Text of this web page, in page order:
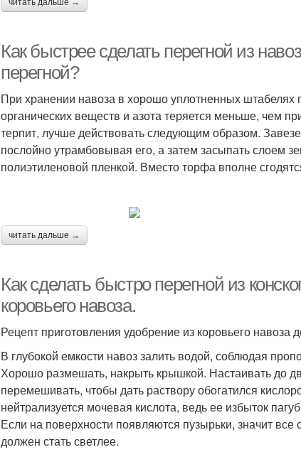
читать дальше →
Как быстрее сделать перегной из
перегной?
При хранении навоза в хорошо уплотненных штабелях
органических веществ и азота теряется меньше, чем
терпит, лучше действовать следующим образом.
послойно утрамбовывая его, а затем засыпать слоем
полиэтиленовой пленкой. Вместо торфа вполне
читать дальше →
Как сделать быстро перегной из
коровьего навоза.
Рецепт приготовления удобрение из коровьего навоза
В глубокой емкости навоз залить водой, соблюдая
Хорошо размешать, накрыть крышкой. Настаивать до
перемешивать, чтобы дать раствору обогатился
нейтрализуется мочевая кислота, ведь ее избыток
Если на поверхности появляются пузырьки, значит
должен стать светлее.